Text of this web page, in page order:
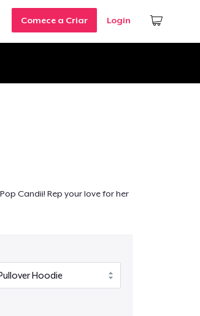
Comece a Criar Login
Candii! Rep your love for her